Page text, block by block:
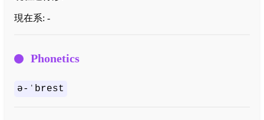
現在系: -
Phonetics
ə-ˈbrest